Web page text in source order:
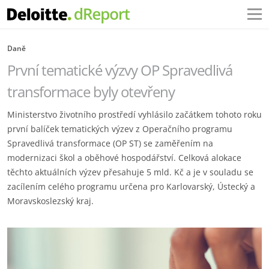
Daně
První tematické výzvy OP Spravedlivá
transformace byly otevřeny
Ministerstvo životního prostředí vyhlásilo začátkem tohoto roku
první balíček tematických výzev z Operačního programu
Spravedlivá transformace (OP ST) se zaměřením na
modernizaci škol a oběhové hospodářství. Celková alokace
těchto aktuálních výzev přesahuje 5 mld. Kč a je v souladu se
zacílením celého programu určena pro Karlovarský, Ústecký a
Moravskoslezský kraj.